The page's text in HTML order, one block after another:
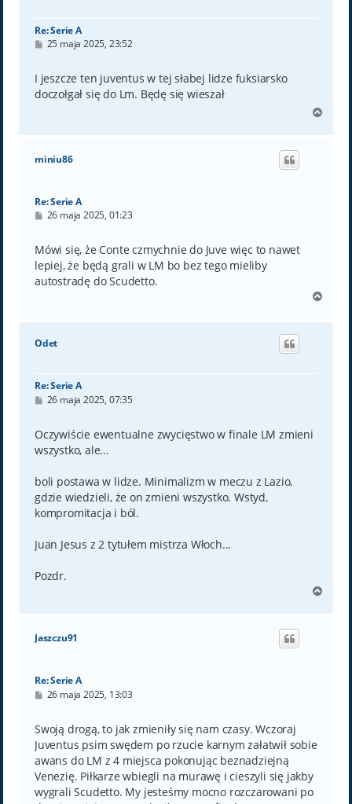
Re: Serie A
P
t
25 maja 2025, 23:52
I jeszcze ten juventus w tej słabej lidze fuksiarsko
doczołgał się do Lm. Będę się wieszał
g
miniu86
Re: Serie A
P
t
26 maja 2025, 01:23
Mówi się, że Conte czmychnie do Juve więc to nawet
lepiej, że będą grali w LM bo bez tego mieliby
autostradę do Scudetto.
g
Odet
Re: Serie A
P
t
26 maja 2025, 07:35
Oczywiście ewentualne zwycięstwo w finale LM zmieni
wszystko, ale...
boli postawa w lidze. Minimalizm w meczu z Lazio,
gdzie wiedzieli, że on zmieni wszystko. Wstyd,
kompromitacja i ból.
Juan Jesus z 2 tytułem mistrza Włoch...
Pozdr.
g
Jaszczu91
Re: Serie A
P
t
26 maja 2025, 13:03
Swoją drogą, to jak zmieniły się nam czasy. Wczoraj
Juventus psim swędem po rzucie karnym załatwił sobie
awans do LM z 4 miejsca pokonując beznadziejną
Venezię. Piłkarze wbiegli na murawę i cieszyli się jakby
wygrali Scudetto. My jesteśmy mocno rozczarowani po